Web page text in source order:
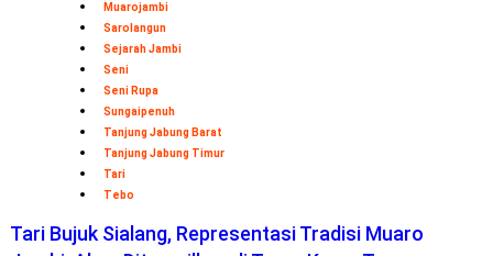
Muarojambi
Sarolangun
Sejarah Jambi
Seni
Seni Rupa
Sungaipenuh
Tanjung Jabung Barat
Tanjung Jabung Timur
Tari
Tebo
Tari Bujuk Sialang, Representasi Tradisi Muaro